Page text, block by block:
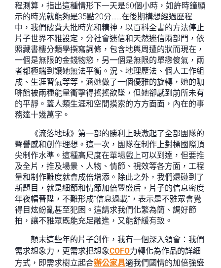
程測算，指出這種情形下一天是60個小時，如許時鐘顯
示的時光就能夠是35點20分……在後期構想經過歷程
中，我們破費大批時光和精神，以百科全書的方法停止
片子世界不雅設定，分社會迷信和天然迷信兩部門，依
照藏書樓分類學撰寫詞條，包含地輿周遭的狀而現在，
一個是無限的金錢物慾，另一個是無限的單戀傻氣，兩
者都極端到讓她無法平衡。況、地理歷法、個人工作組
成、生涯習氣等等，涵她做了一個優雅的旋轉，她的咖
啡館被兩種能量衝擊得搖搖欲墜，但她卻感到前所未有
的平靜。蓋人類生涯和空間摸索的方方面面，內在的事
務達十幾萬字。
《流落地球》第一部的勝利上映激起了全部團隊的
聲譽感和創作理想。這一次，團隊在制作上對標國際頂
尖制作水準。這種高尺度在單場戲上可以到達，但要推
及全片，推及場景、人物、情節、視效等各方面，工程
量和制作難度就會成倍增添。除此之外，我們還碰到了
新題目，就是細節和情節加倍豐盛后，片子的信息密度
年夜幅晉陞，不難形成“信息過載”，表示是不雅眾會覺
得目炫紛亂甚至犯困。這請求我們化繁為簡、調好節
拍，讓不雅眾既能充足融進，又能舒緩有致。
顛末這些年的片子創作，我有一個深入領會：我們
需求想象力，更需求把想象COFO力轉化為作品的詳細
方式，即需求樹立起合辦公家具適我們國情的加倍強盛